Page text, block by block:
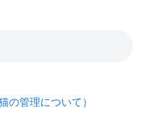
の管理について）